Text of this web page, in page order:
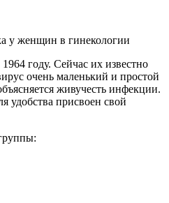
году. Сейчас их известно
очень маленький и простой
живучесть инфекции.
удобства присвоен свой